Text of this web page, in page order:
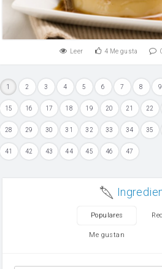
Leer 4 Me gusta
1 2 3 4 5 6 7 8 9
15 16 17 18 19 20 21 22
28 29 30 31 32 33 34 35
41 42 43 44 45 46 47
Populares
Me gustan